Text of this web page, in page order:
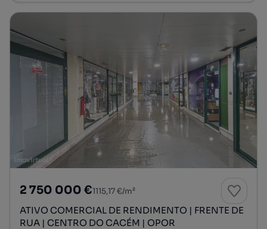
2 750 000 €1115,17 €/m²
ATIVO COMERCIAL DE RENDIMENTO | FRENTE DE
RUA | CENTRO DO CACÉM | OPOR